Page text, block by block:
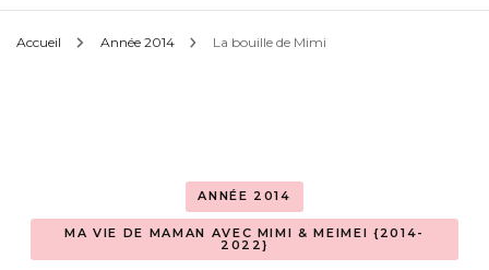
Accueil Année 2014 La bouille de Mimi
ANNÉE 2014
MA VIE DE MAMAN AVEC MIMI & MEIMEI {2014-
2022}